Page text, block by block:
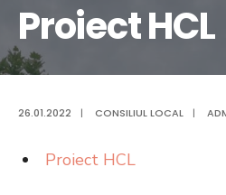
Proiect HCL
26.01.2022 | CONSILIUL LOCAL |
Proiect HCL